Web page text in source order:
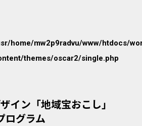
home/mw2p9radvu/www/htdocs/
themes/oscar2/single.php
イン「地域宝おこし」
ログラム